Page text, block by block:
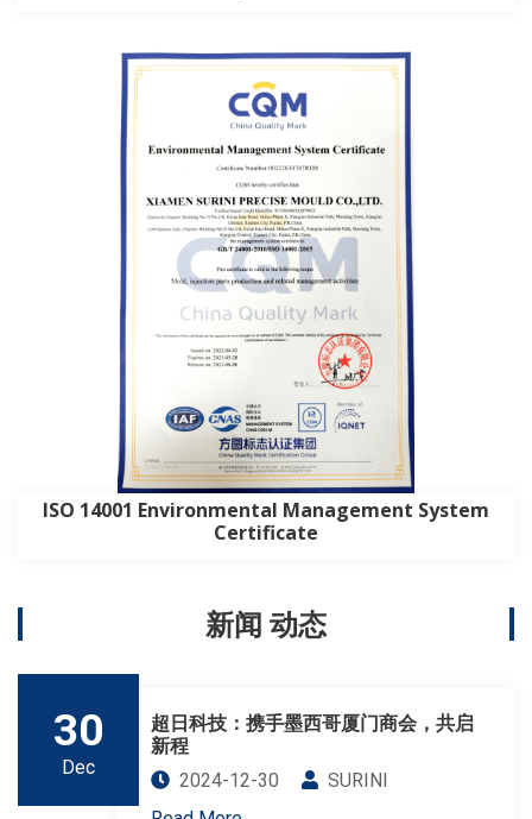
ISO 14001 Environmental Management System
Certificate
新闻 动态
30
Dec
超日科技：携手墨西哥厦门商会，共启
新程
2024-12-30
SURINI